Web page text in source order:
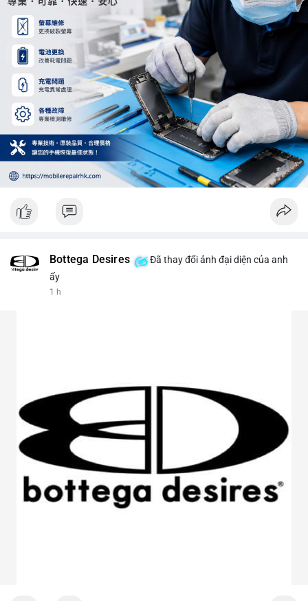
trung trong 24 giờ tới.
#12dot29btc #vilanh #tichluydaihan #phienau #btcmempool
Bottega Desires
Đã thay đổi ảnh đại diện của anh
ấy
1 h